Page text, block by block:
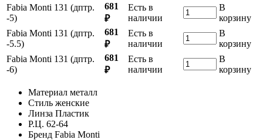
Fabia Monti 131 (дптр.
-5)
681
₽
Есть в
наличии
В
корзину
Fabia Monti 131 (дптр.
-5.5)
681
₽
Есть в
наличии
В
корзину
Fabia Monti 131 (дптр.
-6)
681
₽
Есть в
наличии
В
корзину
Материал металл
Стиль женские
Линза Пластик
Р.Ц. 62-64
Бренд Fabia Monti